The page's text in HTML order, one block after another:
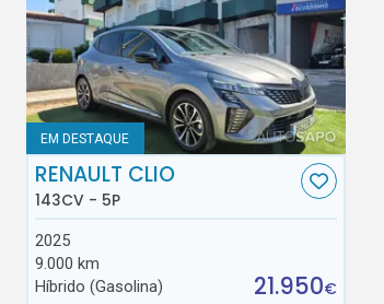
EM DESTAQUE
RENAULT CLIO
143CV - 5P
2025
9.000 km
Híbrido (Gasolina)
21.950€